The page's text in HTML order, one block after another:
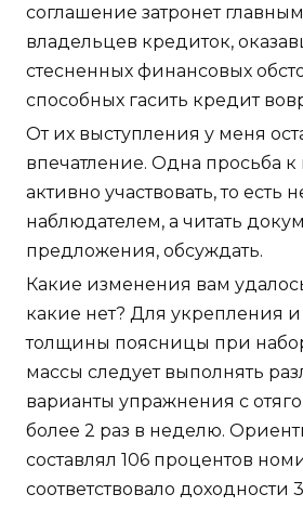
соглашение затронет
владельцев кредиток,
стесненных финансовых
способных гасить кредит
От их выступления у меня
впечатление. Одна просьба
активно участвовать, то есть
наблюдателем, а читать
предложения, обсуждать.
Какие изменения вам
какие нет? Для укрепления
толщины поясницы при
массы следует выполнять
варианты упражнения с
более 2 раз в неделю.
составлял 106 процентов
соответствовало доходности